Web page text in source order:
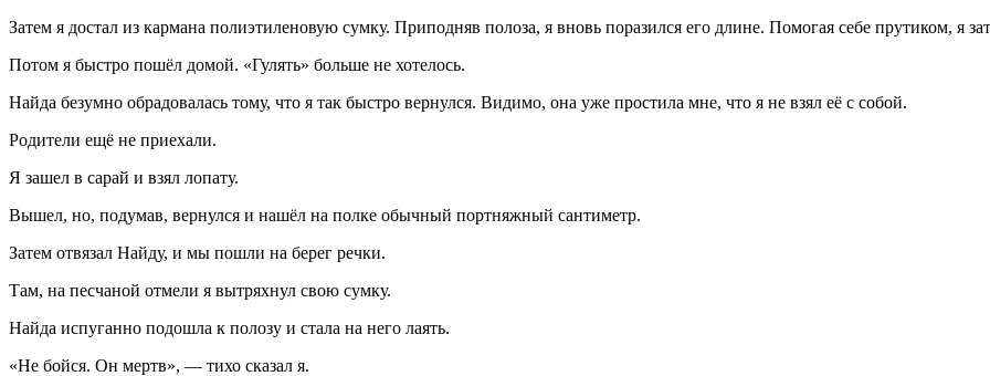
Затем я достал из кармана полиэтиленовую сумку. Приподняв полоза, я вновь поразился его длине. Помогая себе прутиком, я
Потом я быстро пошёл домой. «Гулять» больше не хотелось.
Найда безумно обрадовалась тому, что я так быстро вернулся. Видимо, она уже простила мне, что я не взял её с собой.
Родители ещё не приехали.
Я зашел в сарай и взял лопату.
Вышел, но, подумав, вернулся и нашёл на полке обычный портняжный сантиметр.
Затем отвязал Найду, и мы пошли на берег речки.
Там, на песчаной отмели я вытряхнул свою сумку.
Найда испуганно подошла к полозу и стала на него лаять.
«Не бойся. Он мертв», — тихо сказал я.